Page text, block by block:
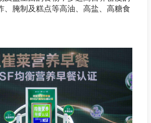
、腌制及糕点等高油、高盐、高糖食